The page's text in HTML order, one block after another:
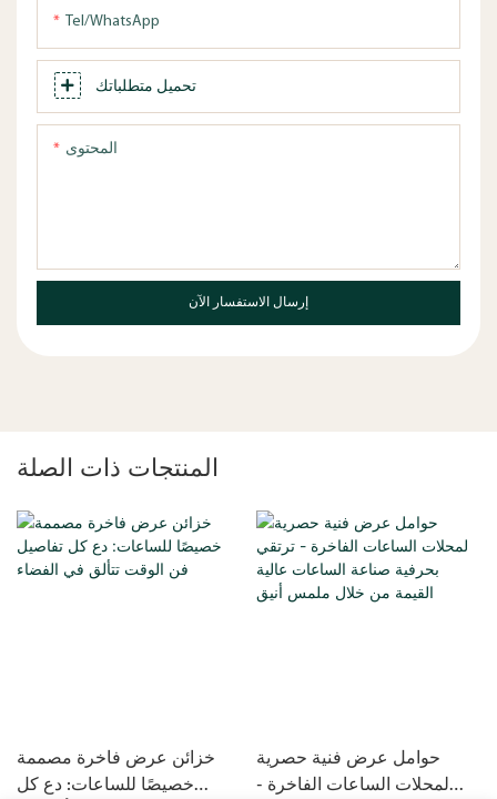
Tel/WhatsApp
تحميل متطلباتك
المحتوى
إرسال الاستفسار الآن
المنتجات ذات الصلة
خزائن عرض فاخرة مصممة
خصيصًا للساعات: دع كل
حوامل عرض فنية حصرية
لمحلات الساعات الفاخرة -